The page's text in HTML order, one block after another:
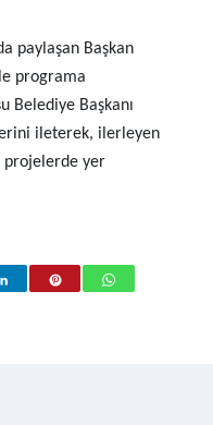
paylaşan Başkan
programa
Belediye Başkanı
ileterek, ilerleyen
projelerde yer